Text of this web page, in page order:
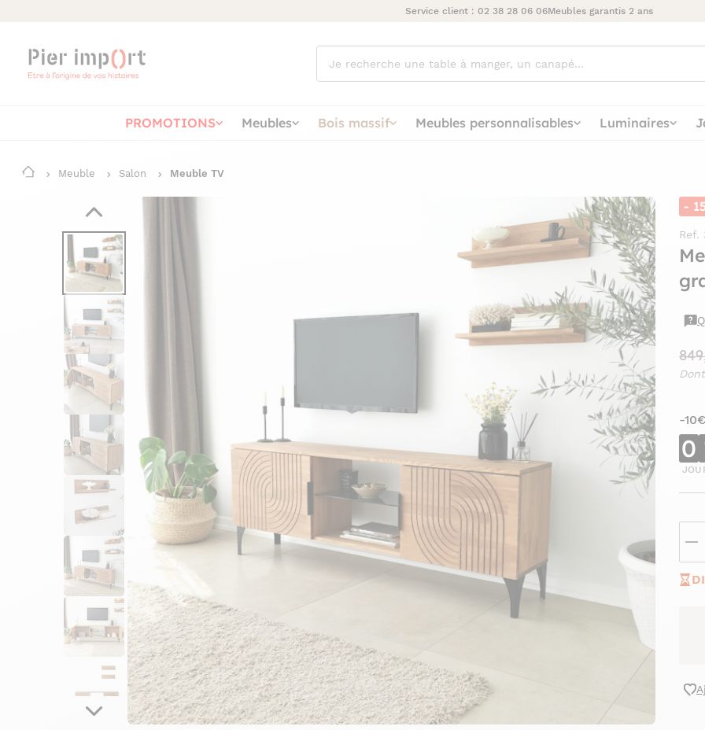
Service client : 02 38 28 06 06Meubles garantis 2 ans
cherchez
vous ?
PROMOTIONS Meubles Bois massif Meubles personnalisables Luminaires
Meuble Salon Meuble TV
-
Ref.
-
0